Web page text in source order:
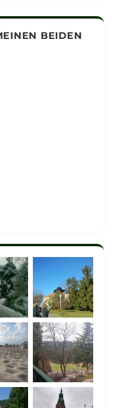
BEIDEN